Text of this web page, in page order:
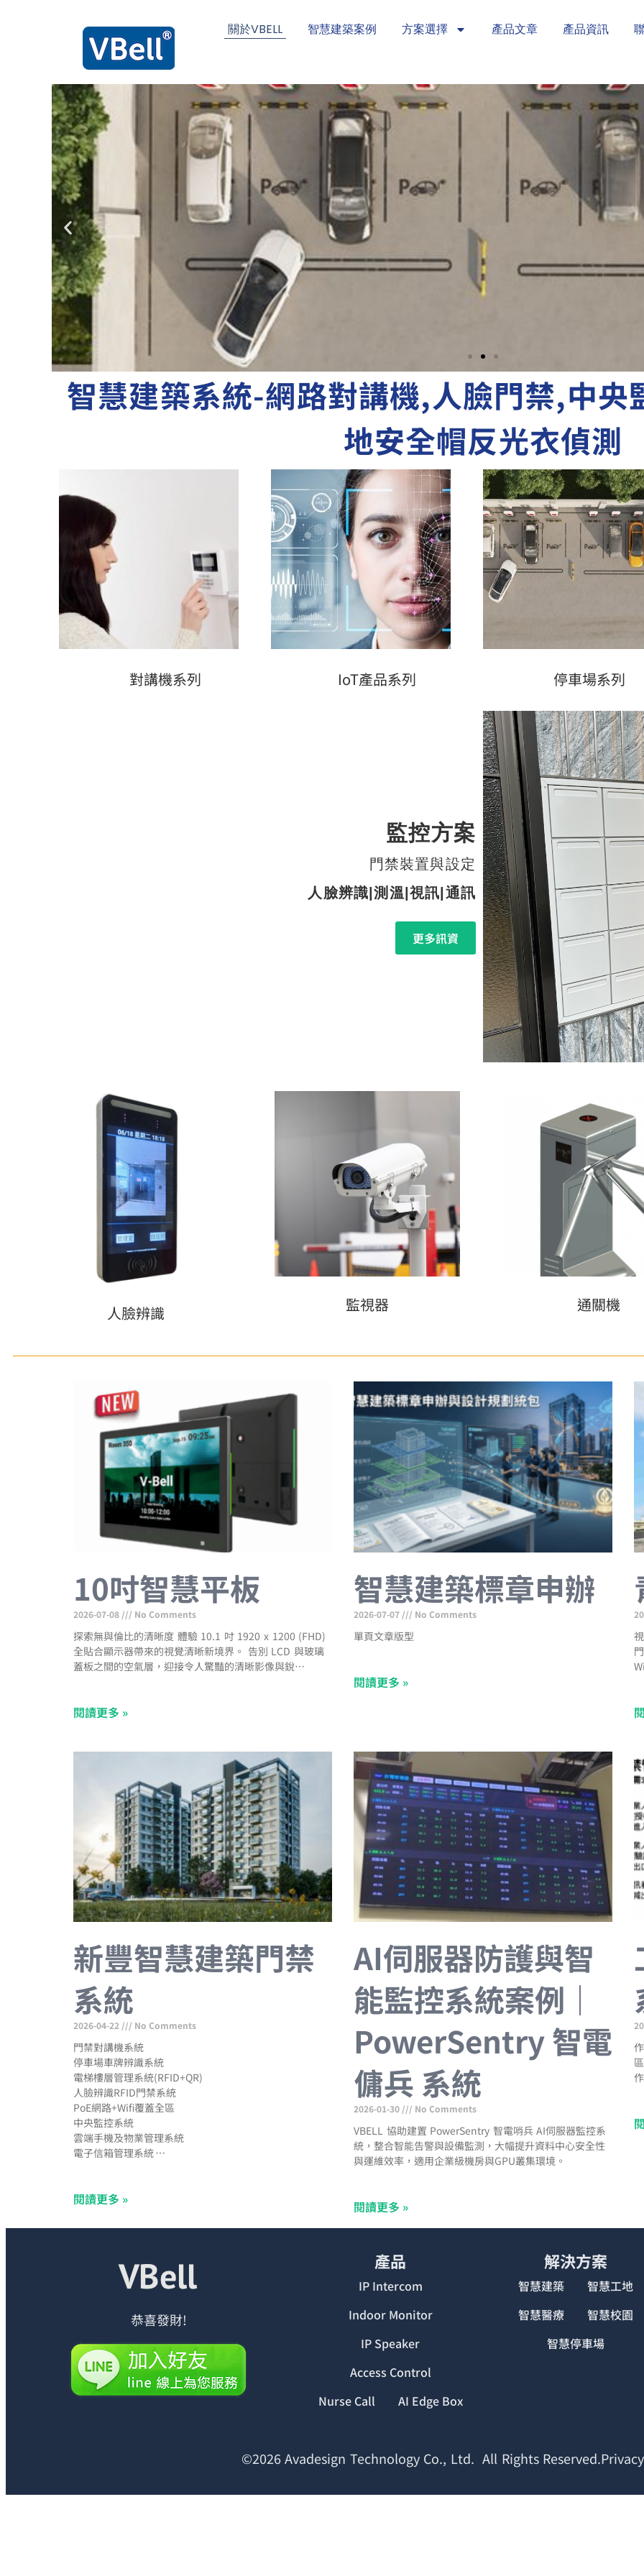
關於VBELL 智慧建築案例 方案選擇 產品文章 產品資訊
停車場
智慧建築系統-網路對講機,人臉門禁,中
地安全帽反光衣偵測
對講機系列 IoT產品系列 停車場系列
監控方案
門禁裝置與設定
人臉辨識|測溫|視訊|通訊
更多訊資
人臉辨識 監視器 通關機
10吋智慧平板
2026-07-08 No Comments
探索無與倫比的清晰度 體驗 10.1 吋 1920 x 1200 (FHD)
全貼合顯示器帶來的視覺清晰新境界。 告別 LCD 與玻璃
蓋板之間的空氣層，迎接令人驚豔的清晰影像與銳利易讀
整合功能已相容於 Apple Wallet，讓您只需簡單輕觸裝
閱讀更多 »
智慧建築標章申辦
2026-07-07 No Comments
單頁文章版型
閱讀更多 »
新豐智慧建築門禁
系統
2026-04-22 No Comments
門禁對講機系統
停車場車牌辨識系統
電梯樓層管理系統(RFID+QR)
人臉辨識RFID門禁系統
PoE網路+Wifi覆蓋全區
中央監控系統
雲端手機及物業管理系統
電子信箱管理系統
閱讀更多 »
AI伺服器防護與智
能監控系統案例｜
PowerSentry 智電
傭兵 系統
2026-01-30 No Comments
VBELL 協助建置 PowerSentry 智電哨兵 AI伺服器監控系
統，整合智能告警與設備監測，大幅提升資料中心安全性
與運維效率，適用企業級機房與GPU叢集環境。
閱讀更多 »
恭喜發財!
產品
IP Intercom
Indoor Monitor
IP Speaker
Access Control
Nurse Call
AI Edge Box
解決方案
智慧建築
智慧工地
智慧醫療
智慧校園
智慧停車場
©2026 Avadesign Technology Co., Ltd. All Rights